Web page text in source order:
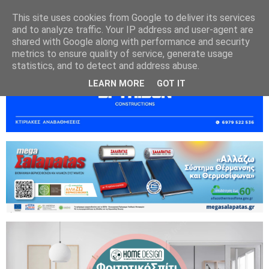
This site uses cookies from Google to deliver its services
and to analyze traffic. Your IP address and user-agent are
shared with Google along with performance and security
metrics to ensure quality of service, generate usage
statistics, and to detect and address abuse.
LEARN MORE GOT IT